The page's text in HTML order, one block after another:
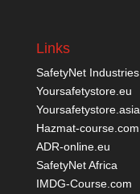
Links
SafetyNet Industries
Yoursafetystore.eu
Yoursafetystore.asia
Hazmat-course.com
ADR-online.eu
SafetyNet Africa
IMDG-Course.com